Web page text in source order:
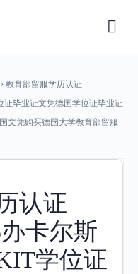
› 教育部留服学历认证
证毕业证文凭德国学位证毕业证
文凭购买德国大学教育部留服
认证
卡尔斯
学位证